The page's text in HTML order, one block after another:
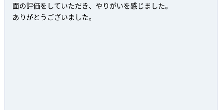
面の評価をしていただき、やりがいを感じました。
ありがとうございました。